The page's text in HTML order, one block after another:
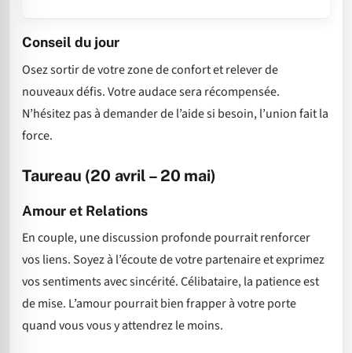
Conseil du jour
Osez sortir de votre zone de confort et relever de
nouveaux défis. Votre audace sera récompensée.
N’hésitez pas à demander de l’aide si besoin, l’union fait la
force.
Taureau (20 avril – 20 mai)
Amour et Relations
En couple, une discussion profonde pourrait renforcer
vos liens. Soyez à l’écoute de votre partenaire et exprimez
vos sentiments avec sincérité. Célibataire, la patience est
de mise. L’amour pourrait bien frapper à votre porte
quand vous vous y attendrez le moins.